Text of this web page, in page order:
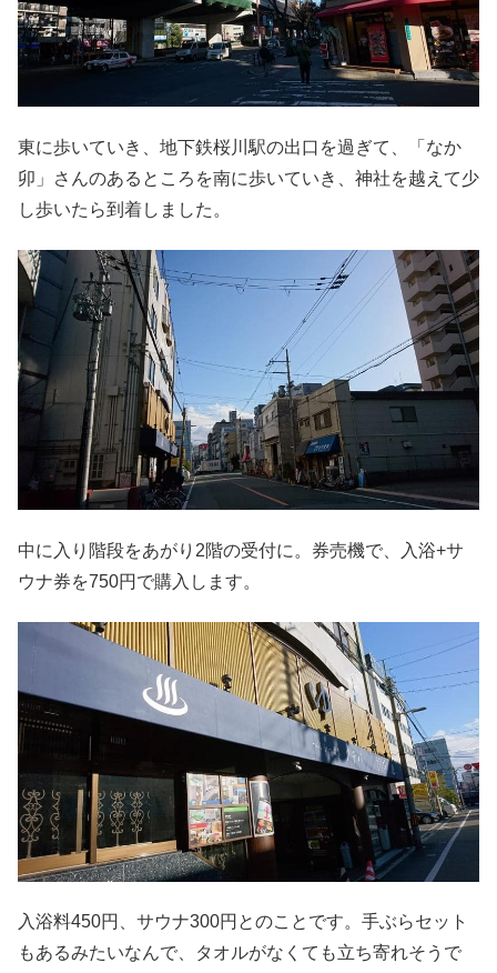
東に歩いていき、地下鉄桜川駅の出口を過ぎて、「なか
卯」さんのあるところを南に歩いていき、神社を越えて少
し歩いたら到着しました。
中に入り階段をあがり2階の受付に。券売機で、入浴+サ
ウナ券を750円で購入します。
入浴料450円、サウナ300円とのことです。手ぶらセット
もあるみたいなんで、タオルがなくても立ち寄れそうで